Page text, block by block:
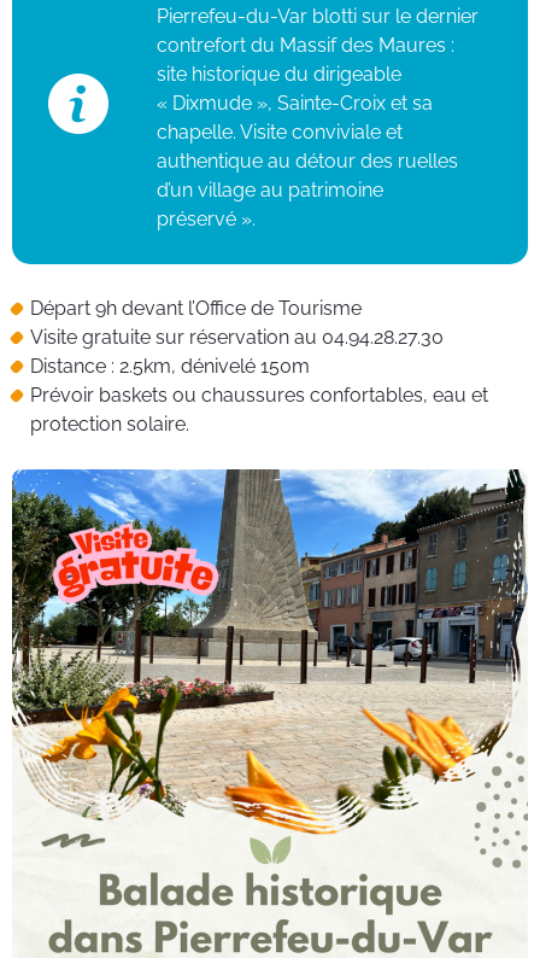
Pierrefeu-du-Var blotti sur le dernier
contrefort du Massif des Maures :
site historique du dirigeable
« Dixmude », Sainte-Croix et sa
chapelle. Visite conviviale et
authentique au détour des ruelles
d’un village au patrimoine
préservé ».
Départ 9h devant l’Office de Tourisme
Visite gratuite sur réservation au 04.94.28.27.30
Distance : 2.5km, dénivelé 150m
Prévoir baskets ou chaussures confortables, eau et
protection solaire.